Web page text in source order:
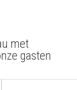
met
gasten